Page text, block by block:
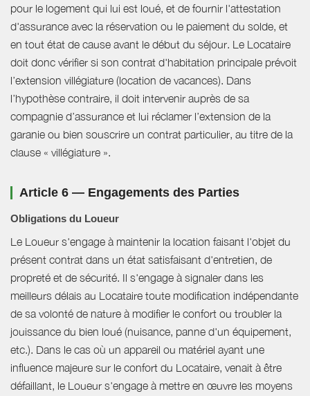
pour le logement qui lui est loué, et de fournir l'attestation
d'assurance avec la réservation ou le paiement du solde, et
en tout état de cause avant le début du séjour. Le Locataire
doit donc vérifier si son contrat d'habitation principale prévoit
l’extension villégiature (location de vacances). Dans
l’hypothèse contraire, il doit intervenir auprès de sa
compagnie d’assurance et lui réclamer l’extension de la
garanie ou bien souscrire un contrat particulier, au titre de la
clause « villégiature ».
Article 6 — Engagements des Parties
Obligations du Loueur
Le Loueur s'engage à maintenir la location faisant l'objet du
présent contrat dans un état satisfaisant d'entretien, de
propreté et de sécurité. Il s'engage à signaler dans les
meilleurs délais au Locataire toute modification indépendante
de sa volonté de nature à modifier le confort ou troubler la
jouissance du bien loué (nuisance, panne d'un équipement,
etc.). Dans le cas où un appareil ou matériel ayant une
influence majeure sur le confort du Locataire, venait à être
défaillant, le Loueur s'engage à mettre en œuvre les moyens